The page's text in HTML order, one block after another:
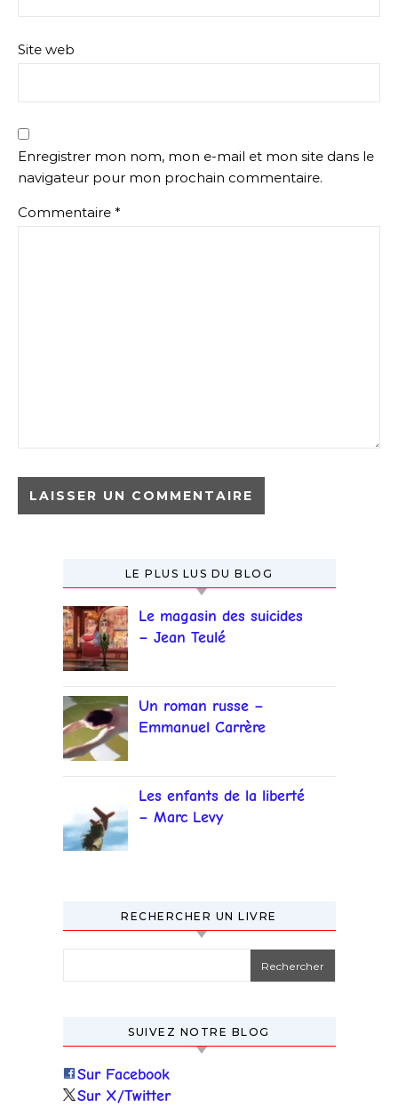
Site web
Enregistrer mon nom, mon e-mail et mon site dans le
navigateur pour mon prochain commentaire.
Commentaire *
LE PLUS LUS DU BLOG
Le magasin des suicides
– Jean Teulé
Un roman russe –
Emmanuel Carrère
Les enfants de la liberté
– Marc Levy
RECHERCHER UN LIVRE
SUIVEZ NOTRE BLOG
Sur Facebook
Sur X/Twitter